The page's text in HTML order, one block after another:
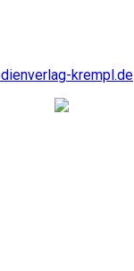
krempl.de